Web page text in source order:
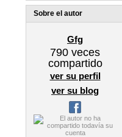
Sobre el autor
Gfg
790 veces
compartido
ver su perfil
ver su blog